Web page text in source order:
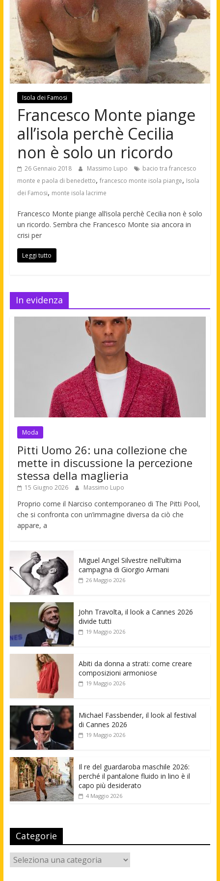
Isola dei Famosi
Francesco Monte piange
all’isola perchè Cecilia
non è solo un ricordo
26 Gennaio 2018 Massimo Lupo
bacio tra francesco
monte e paola di benedetto, francesco monte isola piange, Isola
dei Famosi, monte isola lacrime
Francesco Monte piange all’isola perchè Cecilia non è solo
un ricordo. Sembra che Francesco Monte sia ancora in
crisi per
Leggi tutto
In evidenza
Moda
Pitti Uomo 26: una collezione che
mette in discussione la percezione
stessa della maglieria
15 Giugno 2026 Massimo Lupo
Proprio come il Narciso contemporaneo di The Pitti Pool,
che si confronta con un’immagine diversa da ciò che
appare, a
Miguel Angel Silvestre nell’ultima
campagna di Giorgio Armani
26 Maggio 2026
John Travolta, il look a Cannes 2026
divide tutti
19 Maggio 2026
Abiti da donna a strati: come creare
composizioni armoniose
19 Maggio 2026
Michael Fassbender, il look al festival
di Cannes 2026
19 Maggio 2026
Il re del guardaroba maschile 2026:
perché il pantalone fluido in lino è il
capo più desiderato
4 Maggio 2026
Categorie
Categorie